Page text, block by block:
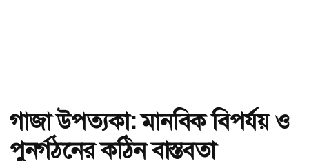
গাজা উপত্যকা: মানবিক বিপর্যয় ও
পুনর্গঠনের কঠিন বাস্তবতা